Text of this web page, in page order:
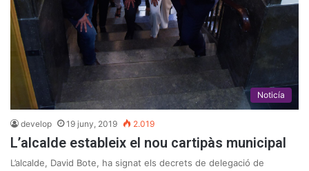
Noticía
develop 19 juny, 2019 2.019
L’alcalde estableix el nou cartipàs municipal
L’alcalde, David Bote, ha signat els decrets de delegació de